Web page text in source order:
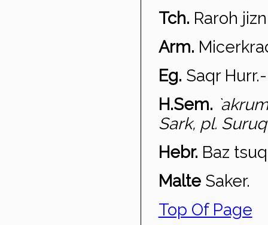
Tch. Raroh ji
Arm. Mi
Eg. Saqr Hurr
H.Sem. `akr
Sark, pl.
Hebr. Baz
Malte Saker.
Top Of Page